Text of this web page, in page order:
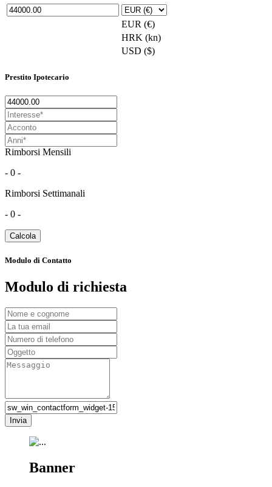
EUR (€)
HRK (kn)
USD ($)
Prestito Ipotecario
Rimborsi Mensili
- 0 -
Rimborsi Settimanali
- 0 -
Calcola
Modulo di Contatto
Modulo di richiesta
Banner